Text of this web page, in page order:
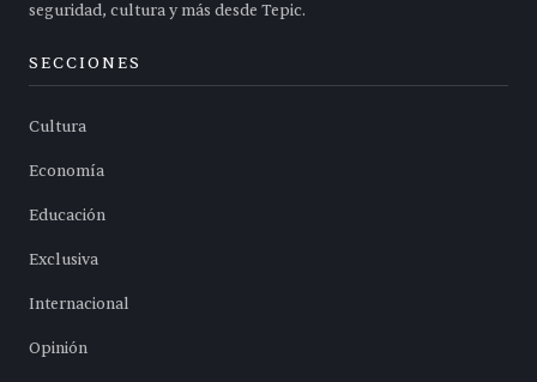
seguridad, cultura y más desde Tepic.
SECCIONES
Cultura
Economía
Educación
Exclusiva
Internacional
Opinión